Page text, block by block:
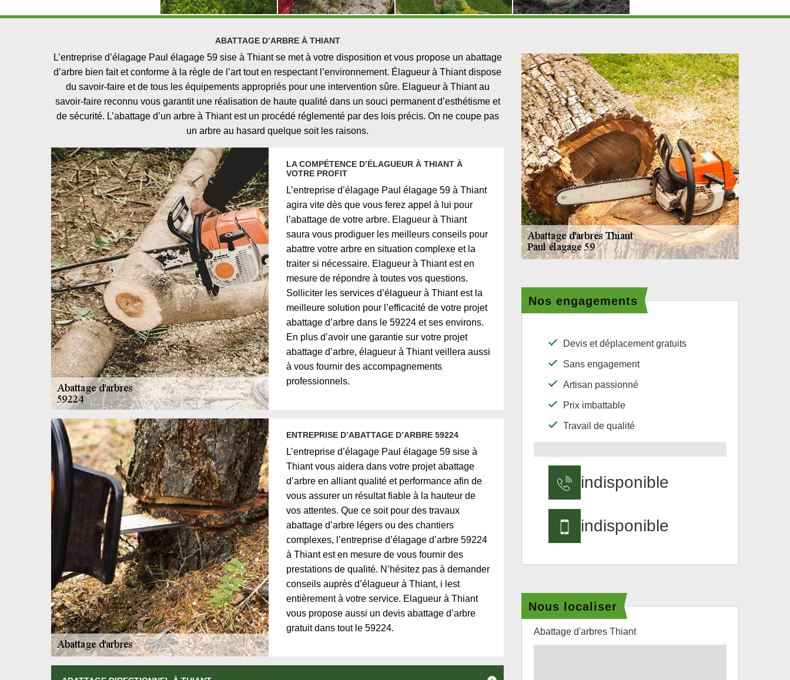
ABATTAGE D’ARBRE À THIANT
L’entreprise d’élagage Paul élagage 59 sise à Thiant se met à votre disposition et vous propose un abattage
d’arbre bien fait et conforme à la règle de l’art tout en respectant l’environnement. Élagueur à Thiant dispose
du savoir-faire et de tous les équipements appropriés pour une intervention sûre. Elagueur à Thiant au
savoir-faire reconnu vous garantit une réalisation de haute qualité dans un souci permanent d’esthétisme et
de sécurité. L’abattage d’un arbre à Thiant est un procédé réglementé par des lois précis. On ne coupe pas
un arbre au hasard quelque soit les raisons.
LA COMPÉTENCE D’ÉLAGUEUR À THIANT À
VOTRE PROFIT
L’entreprise d’élagage Paul élagage 59 à Thiant
agira vite dès que vous ferez appel à lui pour
l’abattage de votre arbre. Elagueur à Thiant
saura vous prodiguer les meilleurs conseils pour
abattre votre arbre en situation complexe et la
traiter si nécessaire. Elagueur à Thiant est en
mesure de répondre à toutes vos questions.
Solliciter les services d’élagueur à Thiant est la
meilleure solution pour l’efficacité de votre projet
abattage d’arbre dans le 59224 et ses environs.
En plus d’avoir une garantie sur votre projet
abattage d’arbre, élagueur à Thiant veillera aussi
à vous fournir des accompagnements
professionnels.
ENTREPRISE D’ABATTAGE D’ARBRE 59224
L’entreprise d’élagage Paul élagage 59 sise à
Thiant vous aidera dans votre projet abattage
d’arbre en alliant qualité et performance afin de
vous assurer un résultat fiable à la hauteur de
vos attentes. Que ce soit pour des travaux
abattage d’arbre légers ou des chantiers
complexes, l’entreprise d’élagage d’arbre 59224
à Thiant est en mesure de vous fournir des
prestations de qualité. N’hésitez pas à demander
conseils auprès d’élagueur à Thiant, i lest
entièrement à votre service. Elagueur à Thiant
vous propose aussi un devis abattage d’arbre
gratuit dans tout le 59224.
Nos engagements
Devis et déplacement gratuits
Sans engagement
Artisan passionné
Prix imbattable
Travail de qualité
indisponible
indisponible
Nous localiser
Abattage d'arbres Thiant